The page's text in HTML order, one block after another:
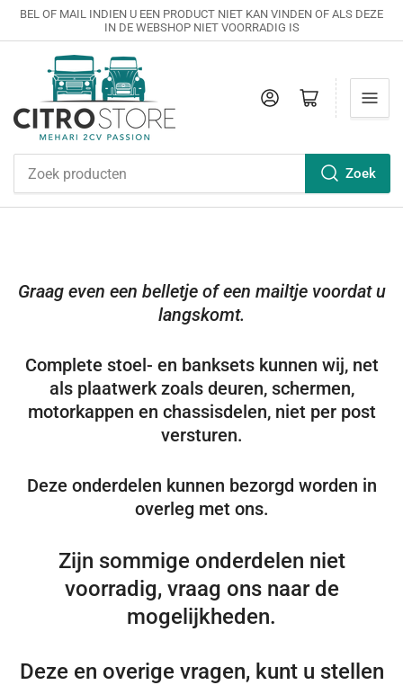
BEL OF MAIL INDIEN U EEN PRODUCT NIET KAN VINDEN OF ALS DEZE
IN DE WEBSHOP NIET VOORRADIG IS
Zoek
InloggenOpen mini winkelwagen
Graag even een belletje of een mailtje voordat u
langskomt.
Complete stoel- en banksets kunnen wij, net
als plaatwerk zoals deuren, schermen,
motorkappen en chassisdelen, niet per post
versturen.
Deze onderdelen kunnen bezorgd worden in
overleg met ons.
Zijn sommige onderdelen niet
voorradig, vraag ons naar de
mogelijkheden.
Deze en overige vragen, kunt u stellen